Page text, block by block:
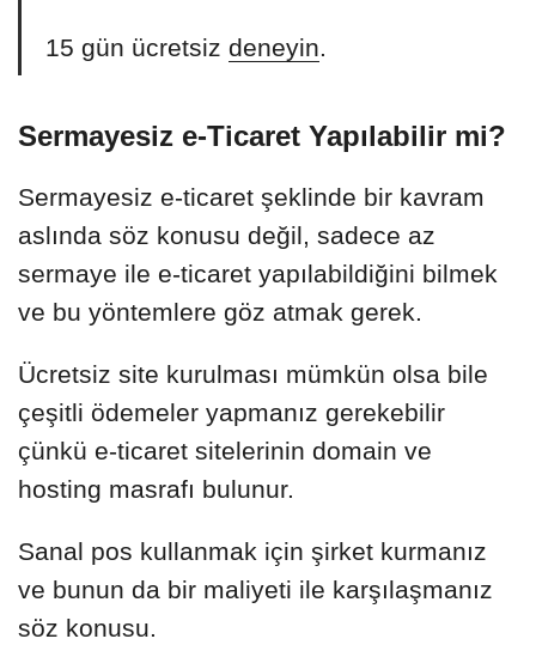
15 gün ücretsiz deneyin.
Sermayesiz e-Ticaret Yapılabilir mi?
Sermayesiz e-ticaret şeklinde bir kavram
aslında söz konusu değil, sadece az
sermaye ile e-ticaret yapılabildiğini bilmek
ve bu yöntemlere göz atmak gerek.
Ücretsiz site kurulması mümkün olsa bile
çeşitli ödemeler yapmanız gerekebilir
çünkü e-ticaret sitelerinin domain ve
hosting masrafı bulunur.
Sanal pos kullanmak için şirket kurmanız
ve bunun da bir maliyeti ile karşılaşmanız
söz konusu.